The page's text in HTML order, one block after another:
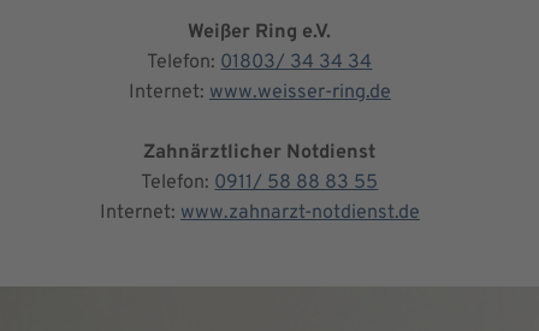
Weißer Ring e.V.
Telefon: 01803/ 34 34 34
Internet: www.weisser-ring.de
Zahnärztlicher Notdienst
Telefon: 0911/ 58 88 83 55
Internet: www.zahnarzt-notdienst.de